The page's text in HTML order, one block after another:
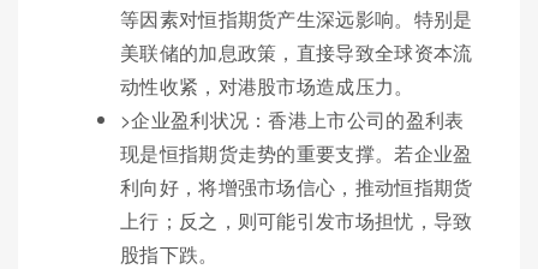
等因素对恒指期货产生深远影响。特别是
美联储的加息政策，直接导致全球资本流
动性收紧，对港股市场造成压力。
>企业盈利状况：香港上市公司的盈利表
现是恒指期货走势的重要支撑。若企业盈
利向好，将增强市场信心，推动恒指期货
上行；反之，则可能引发市场担忧，导致
股指下跌。